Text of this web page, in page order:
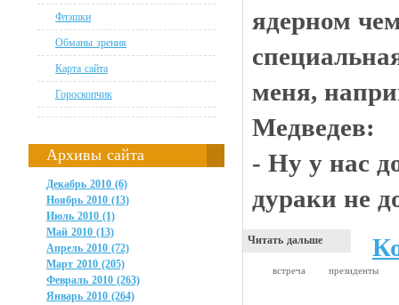
Флэшки
Обманы зрения
Карта сайта
Гороскопчик
Архивы сайта
Декабрь 2010 (6)
Ноябрь 2010 (13)
Июль 2010 (1)
Май 2010 (13)
Апрель 2010 (72)
Март 2010 (205)
Февраль 2010 (263)
Январь 2010 (264)
ядерном
меня,
Медведев:
- Ну у нас
дураки не
Читать дальше
встреча президенты